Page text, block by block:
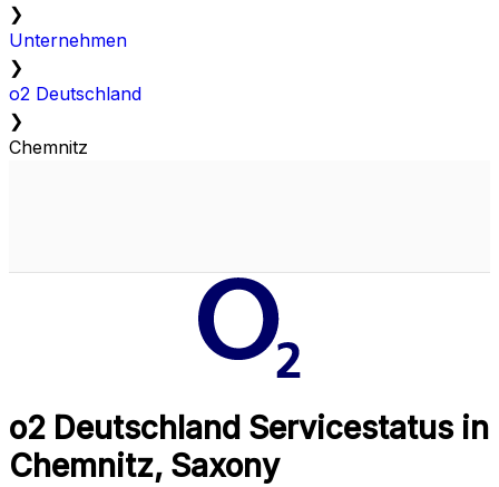
❯
Unternehmen
❯
o2 Deutschland
❯
Chemnitz
o2 Deutschland Servicestatus in
Chemnitz, Saxony